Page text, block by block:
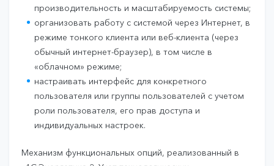
производительность и масштабируемость системы;
организовать работу с системой через Интернет, в
режиме тонкого клиента или веб-клиента (через
обычный интернет-браузер), в том числе в
«облачном» режиме;
настраивать интерфейс для конкретного
пользователя или группы пользователей с учетом
роли пользователя, его прав доступа и
индивидуальных настроек.
Механизм функциональных опций, реализованный в